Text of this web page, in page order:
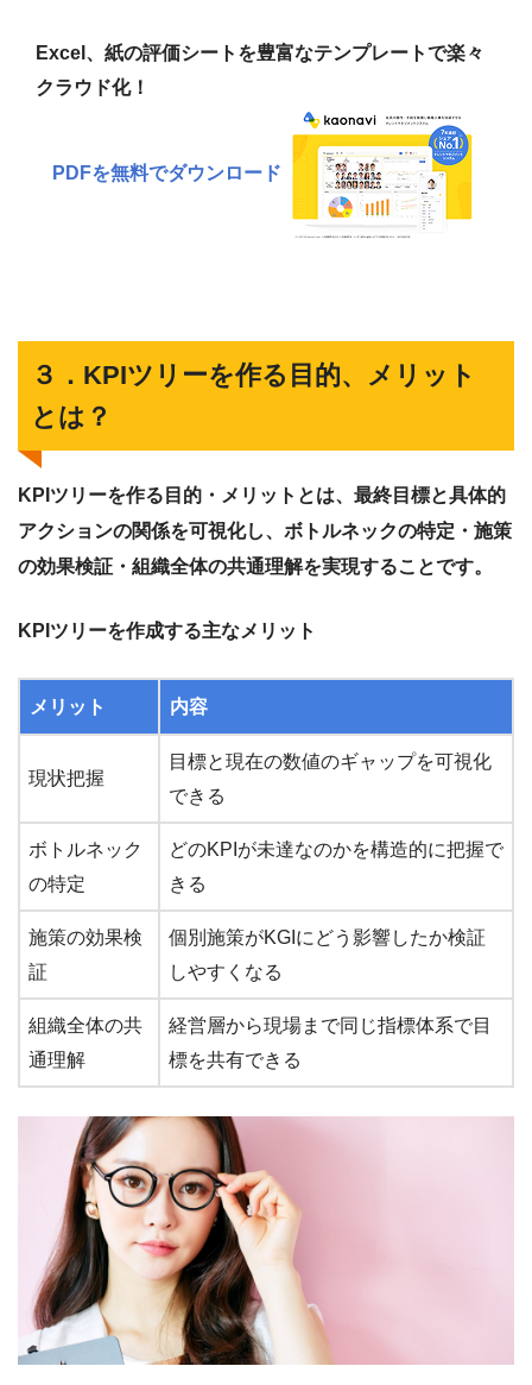
Excel、紙の評価シートを豊富なテンプレートで楽々
クラウド化！
PDFを無料でダウンロード
３．KPIツリーを作る目的、メリット
とは？
KPIツリーを作る目的・メリットとは、最終目標と具体的
アクションの関係を可視化し、ボトルネックの特定・施策
の効果検証・組織全体の共通理解を実現することです。
KPIツリーを作成する主なメリット
メリット 内容
現状把握
目標と現在の数値のギャップを可視化
できる
ボトルネック
の特定
どのKPIが未達なのかを構造的に把握で
きる
施策の効果検
証
個別施策がKGIにどう影響したか検証
しやすくなる
組織全体の共
通理解
経営層から現場まで同じ指標体系で目
標を共有できる